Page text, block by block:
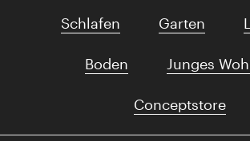
Schlafen Garten
Boden Junges
Conceptstore